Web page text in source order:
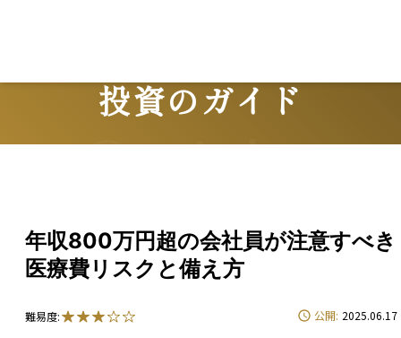
投資のガイド
Guide
年収800万円超の会社員が注意すべき
医療費リスクと備え方
難易度: 公開: 2025.06.17